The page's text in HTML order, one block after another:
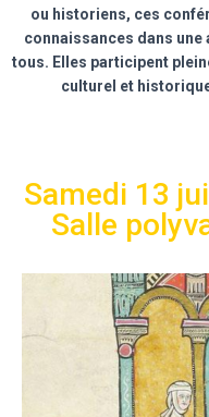
ou historiens, ces
connaissances dans
tous. Elles participent
culturel et
Samedi 13
Salle